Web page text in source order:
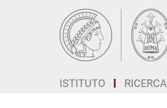
ISTITUTO RICERCA